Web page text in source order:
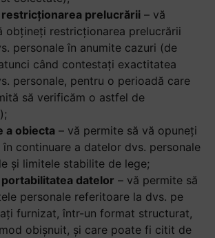
prelucrării – vă
obțineți restricționarea prelucrării
personale în anumite cazuri (de
când contestați exactitatea
personale, pentru o perioadă care
să verificăm o astfel de
a obiecta – vă permite să vă opuneți
în continuare a datelor dvs. personale
și limitele stabilite de lege;
datelor – vă permite să
personale referitoare la dvs. pe
furnizat, într-un format structurat,
obișnuit, și care poate fi citit de